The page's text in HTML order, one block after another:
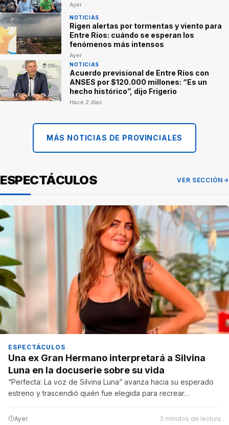
Ayer
NOTICIAS
Rigen alertas por tormentas y viento para
Entre Ríos: cuándo se esperan los
fenómenos más intensos
Ayer
NOTICIAS
Acuerdo previsional de Entre Ríos con
ANSES por $120.000 millones: “Es un
hecho histórico”, dijo Frigerio
Hace 2 días
MÁS NOTICIAS DE PROVINCIALES
ESPECTÁCULOS VER SECCIÓN
ESPECTÁCULOS
Una ex Gran Hermano interpretará a Silvina
Luna en la docuserie sobre su vida
“Perfecta: La voz de Silvina Luna” avanza hacia su esperado
estreno y trascendió quién fue elegida para recrear…
Ayer 3 minutos de lectura